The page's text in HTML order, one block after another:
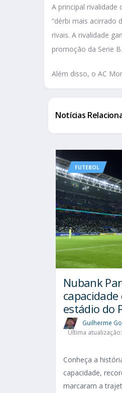
A principal
“dérbi mais acirrado
rivais. A rivalidade
promoção da Serie B.
Além disso, o AC
Notícias
FUTEBOL
Nubank
estádio do
Guilherme
Última
Conheça a
capacidade,
marcaram a